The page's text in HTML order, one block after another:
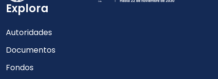
Explora
Autoridades
Documentos
Fondos